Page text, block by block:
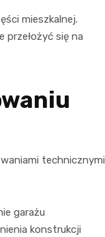
mieszkalnej.
przełożyć się na
technicznymi
garażu
konstrukcji